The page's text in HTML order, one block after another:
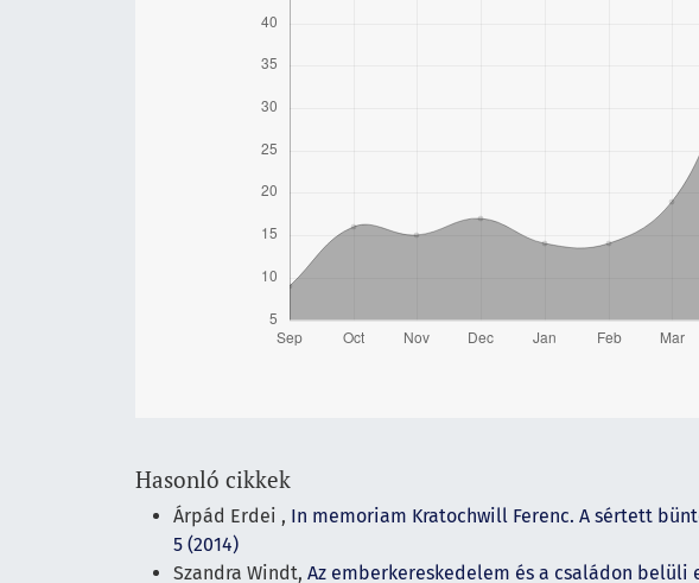
Hasonló cikkek
Árpád Erdei , In memoriam Kratochwill Ferenc. A sértett
5 (2014)
Szandra Windt, Az emberkereskedelem és a családon belüli